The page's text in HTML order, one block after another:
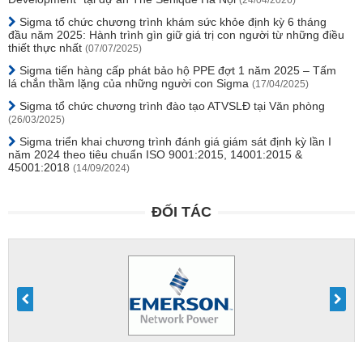
Sigma tổ chức chương trình khám sức khỏe định kỳ 6 tháng
đầu năm 2025: Hành trình gìn giữ giá trị con người từ những điều
thiết thực nhất (07/07/2025)
Sigma tiến hàng cấp phát bảo hộ PPE đợt 1 năm 2025 – Tấm
lá chắn thầm lặng của những người con Sigma (17/04/2025)
Sigma tổ chức chương trình đào tạo ATVSLĐ tại Văn phòng
(26/03/2025)
Sigma triển khai chương trình đánh giá giám sát định kỳ lần I
năm 2024 theo tiêu chuẩn ISO 9001:2015, 14001:2015 &
45001:2018 (14/09/2024)
ĐỐI TÁC